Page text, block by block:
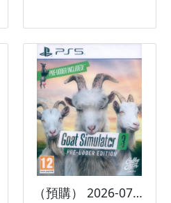
台：PlayStation 5 遊戲
類型：運動 遊玩人數： 1
人 作品分級：普遍級 製
作廠商：TAMSOFT
CORPORATION 發行廠
商：BANDAI NAMCO
Entertainment Inc 代理
廠商：展碁國際
（預購） 2026-07-06 PS5 山羊模擬器 3 Goat Simulator 3 中文版